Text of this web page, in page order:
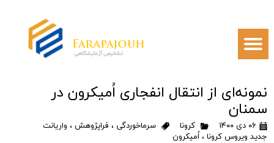
نمونه‌ای از انتقال انفجاری اُمیکرون در
سمنان
۰۶ دی ۱۴۰۰ کرونا سرماخوردگی ، فراپژوهش ، واریانت
جدید ویروس کرونا ،اُمیکرون